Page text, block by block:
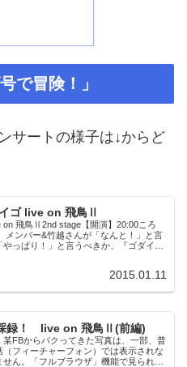
で冒険！」
サートの様子は↓からど
ゴ live on 飛鳥Ⅱ
on 飛鳥Ⅱ2nd stage【開演】20:00ころ
メンバー&竹越さんが「なんと！」と言
やっぱり！」と言うべきか、『ゴダイゴ
2015.01.11
録！ live on 飛鳥Ⅱ(前編)
某FBからパクってきた写真は、一部、普
（フィーチャーフォン）では表示されな
せん。「フルブラウザ」機能で見られる